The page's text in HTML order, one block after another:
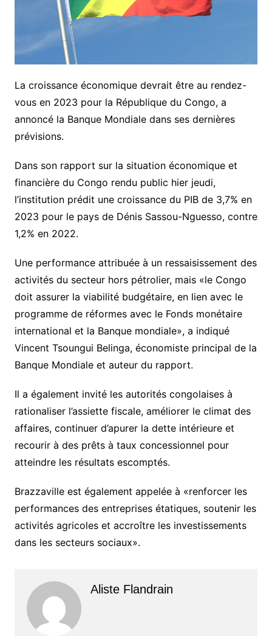
La croissance économique devrait être au rendez-
vous en 2023 pour la République du Congo, a
annoncé la Banque Mondiale dans ses dernières
prévisions.
Dans son rapport sur la situation économique et
financière du Congo rendu public hier jeudi,
l’institution prédit une croissance du PIB de 3,7% en
2023 pour le pays de Dénis Sassou-Nguesso, contre
1,2% en 2022.
Une performance attribuée à un ressaisissement des
activités du secteur hors pétrolier, mais «le Congo
doit assurer la viabilité budgétaire, en lien avec le
programme de réformes avec le Fonds monétaire
international et la Banque mondiale», a indiqué
Vincent Tsoungui Belinga, économiste principal de la
Banque Mondiale et auteur du rapport.
Il a également invité les autorités congolaises à
rationaliser l’assiette fiscale, améliorer le climat des
affaires, continuer d’apurer la dette intérieure et
recourir à des prêts à taux concessionnel pour
atteindre les résultats escomptés.
Brazzaville est également appelée à «renforcer les
performances des entreprises étatiques, soutenir les
activités agricoles et accroître les investissements
dans les secteurs sociaux».
Aliste Flandrain